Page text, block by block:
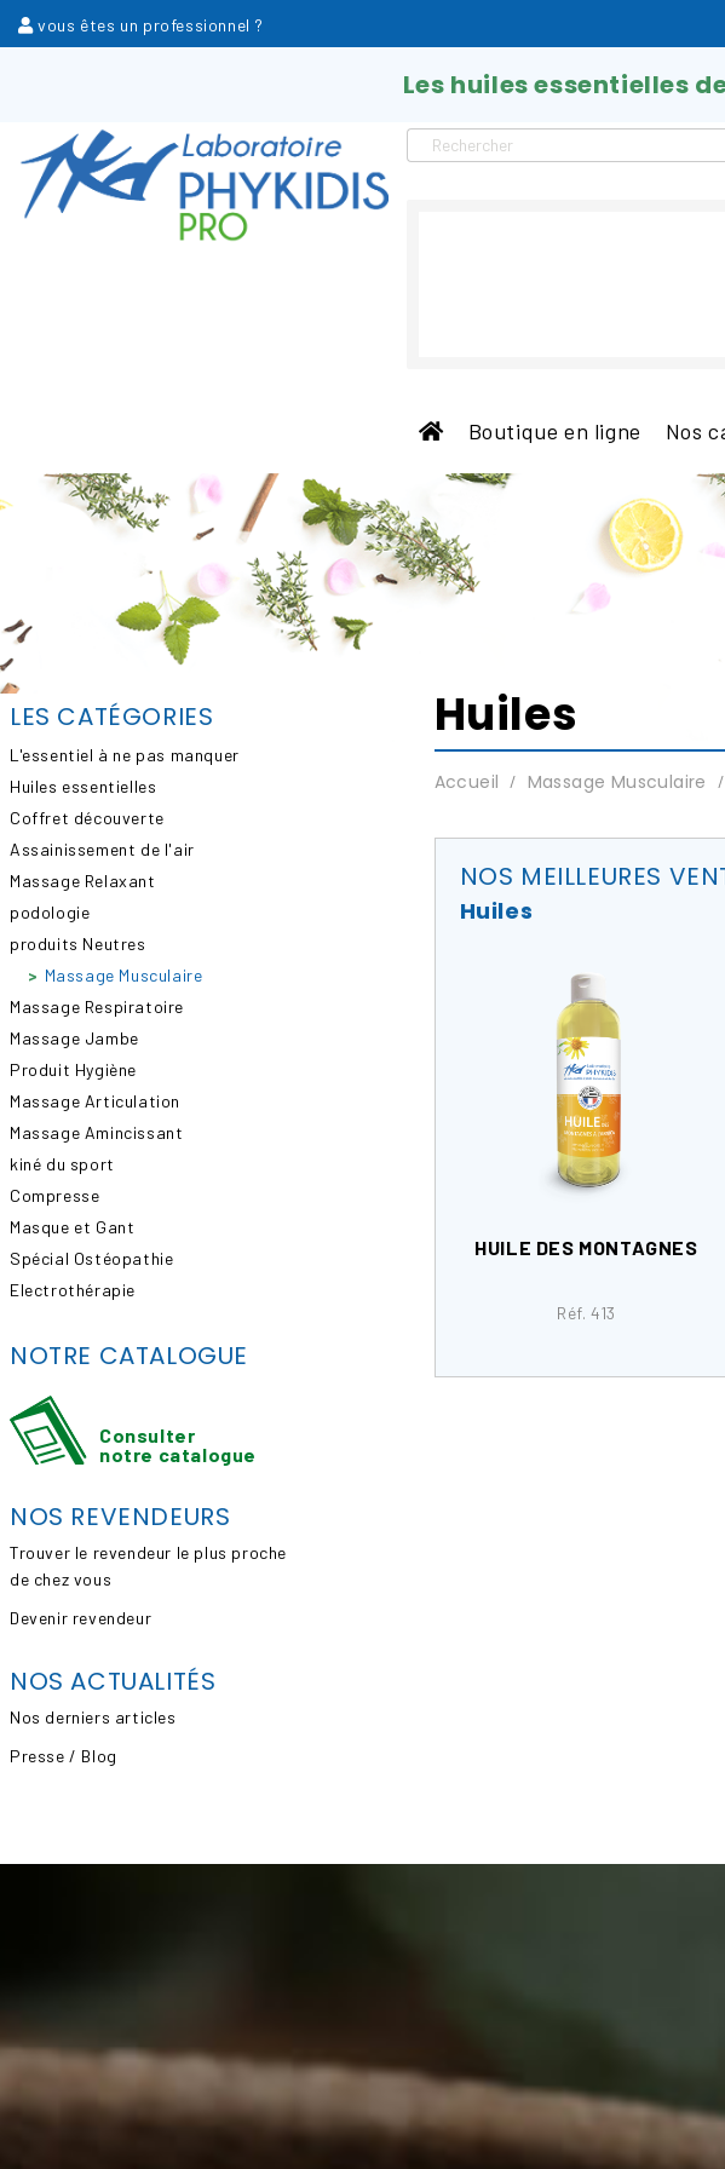
vous êtes un professionnel ?
Les huiles essentielles
Boutique en ligne Nos
LES CATÉGORIES
L'essentiel à ne pas manquer
Huiles essentielles
Coffret découverte
Assainissement de l'air
Massage Relaxant
podologie
produits Neutres
Massage Musculaire
Massage Respiratoire
Massage Jambe
Produit Hygiène
Massage Articulation
Massage Amincissant
kiné du sport
Compresse
Masque et Gant
Spécial Ostéopathie
Electrothérapie
NOTRE CATALOGUE
Consulter
notre catalogue
NOS REVENDEURS
Trouver le revendeur le plus proche
de chez vous
Devenir revendeur
NOS ACTUALITÉS
Nos derniers articles
Presse / Blog
Huiles
Accueil Massage Musculaire
NOS MEILLEURES
Huiles
HUILE DES MONTAGNES
Réf. 413